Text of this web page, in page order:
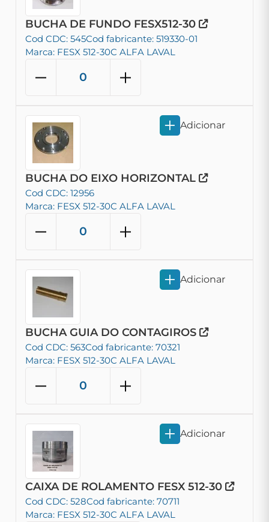
BUCHA DE FUNDO FESX512-30
Cod CDC: 545Cod fabricante: 519330-01
Marca: FESX 512-30C ALFA LAVAL
BUCHA DO EIXO HORIZONTAL
Cod CDC: 12956
Marca: FESX 512-30C ALFA LAVAL
Adicionar
BUCHA GUIA DO CONTAGIROS
Cod CDC: 563Cod fabricante: 70321
Marca: FESX 512-30C ALFA LAVAL
Adicionar
CAIXA DE ROLAMENTO FESX 512-30
Cod CDC: 528Cod fabricante: 70711
Marca: FESX 512-30C ALFA LAVAL
Adicionar